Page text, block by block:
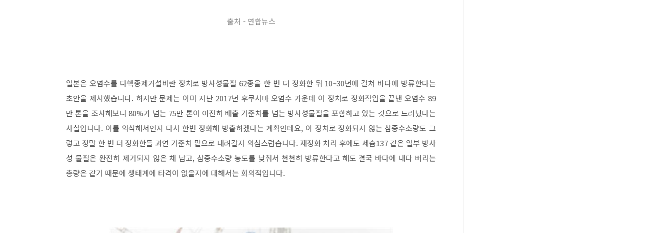
출처 - 연합뉴스
일본은 오염수를 다핵종제거설비란 장치로 방사성물질 62종을 한 번 더 정화한 뒤 10~30년에 걸쳐 바다에 방류한다는
초안을 제시했습니다. 하지만 문제는 이미 지난 2017년 후쿠시마 오염수 가운데 이 장치로 정화작업을 끝낸 오염수 89
만 톤을 조사해보니 80%가 넘는 75만 톤이 여전히 배출 기준치를 넘는 방사성물질을 포함하고 있는 것으로 드러났다는
사실입니다. 이를 의식해서인지 다시 한번 정화해 방출하겠다는 계획인데요, 이 장치로 정화되지 않는 삼중수소량도 그
렇고 정말 한 번 더 정화한들 과연 기준치 밑으로 내려갈지 의심스럽습니다. 재정화 처리 후에도 세슘137 같은 일부 방사
성 물질은 완전히 제거되지 않은 채 남고, 삼중수소량 농도를 낮춰서 천천히 방류한다고 해도 결국 바다에 내다 버리는
총량은 같기 때문에 생태계에 타격이 없을지에 대해서는 회의적입니다.